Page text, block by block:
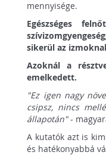
mennyisége.
Egészséges
sikerül az
Azoknál a
emelkedett.
"Ez igen nagy
csipsz, nincs
állapotán"-
A kutatók azt is
és hatékonyabbá